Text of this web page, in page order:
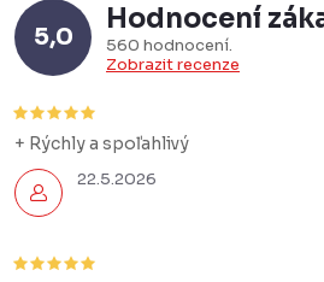
5,0
Hodnocení
560 hodnocení
Zobrazit recenze
22.5.2026
+ Rýchly a spoľahlivý